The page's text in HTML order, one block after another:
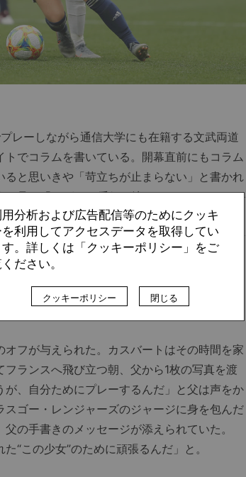
レーしながら通信大学にも在籍する文武両道
でコラムを書いている。開幕直前にもコラム
と思いきや「苛立ちが止まらない」と書かれ
に見る「Netflixの番組が決まっていない！」か
ど恋愛リアリティーショーを見るそうだ。一
ーム全員でハマったのだとか。それからリラ
ム」を持ち込んでいるそうだ。
、そこはやはりW杯選手である。今回出場す
にしてきたサッカー少女なのだ。
フが与えられた。カスバートはその時間を家
ランスへ飛び立つ朝、父から1枚の写真を渡
、自分ためにプレーするんだ」と父は声をか
ゴー・レンジャーズのジャージに身を包んだ
の手書きのメッセージが添えられていた。
“この少女”のために頑張るんだ」と。
分析および広告配信等のためにクッキ
を利用してアクセスデータを取得してい
す。詳しくは「クッキーポリシー」をご
ださい。
クッキーポリシー 閉じる